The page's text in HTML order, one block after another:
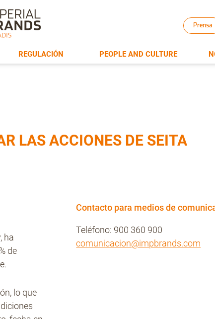
Prensa
REGULACIÓN PEOPLE AND CULTURE
LAS ACCIONES DE SEITA
ha
de
lo que
Contacto para medios de
Teléfono: 900 360 900
comunicacion@impbrands.com